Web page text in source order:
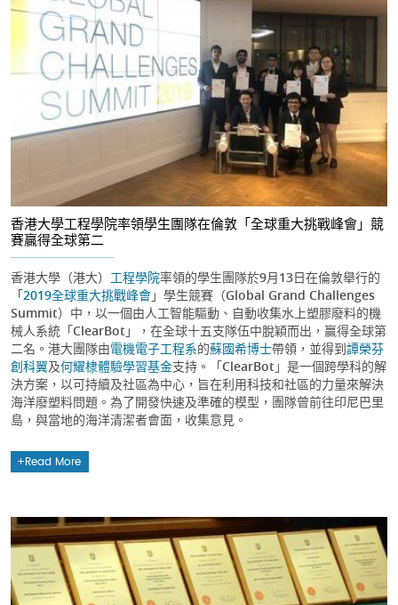
香港大學工程學院率領學生團隊在倫敦「全球重大挑戰峰會」競
賽贏得全球第二
香港大學（港大） 工程學院率領的學生團隊於9月13日在倫敦舉行的
「2019全球重大挑戰峰會」學生競賽（Global Grand Challenges
Summit）中，以一個由人工智能驅動、自動收集水上塑膠廢料的機
械人系統「ClearBot」，在全球十五支隊伍中脫穎而出，贏得全球第
二名。港大團隊由電機電子工程系的蘇國希博士帶領，並得到譚榮芬
創科翼及何耀棣體驗學習基金支持。「ClearBot」是一個跨學科的解
決方案，以可持續及社區為中心，旨在利用科技和社區的力量來解決
海洋廢塑料問題。為了開發快速及準確的模型，團隊曾前往印尼巴里
島，與當地的海洋清潔者會面，收集意見。
Read More